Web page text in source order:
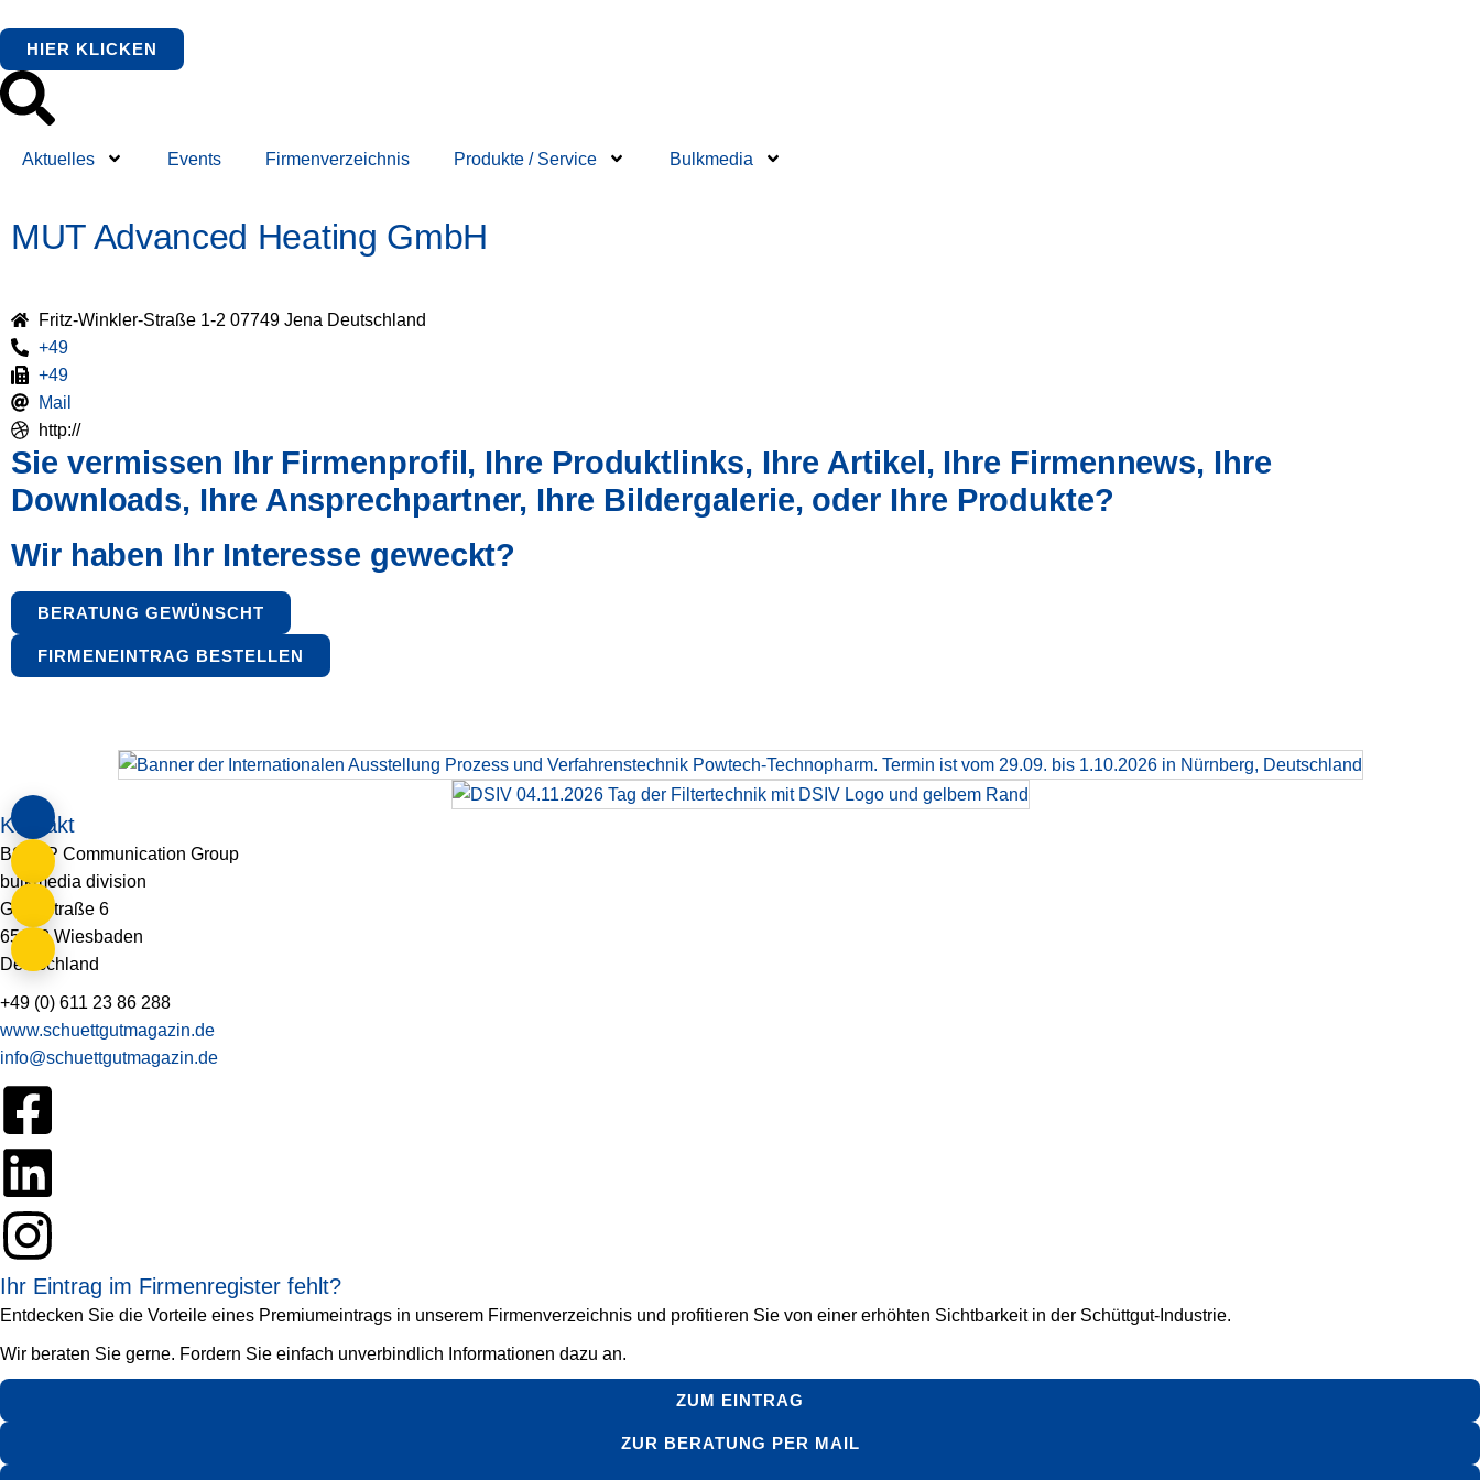
HIER KLICKEN
Aktuelles Events Firmenverzeichnis Produkte / Service Bulkmedia
MUT Advanced Heating GmbH
Fritz-Winkler-Straße 1-2 07749 Jena Deutschland
+49
+49
Mail
http://
Sie vermissen Ihr Firmenprofil, Ihre Produktlinks, Ihre Artikel, Ihre Firmennews, Ihre
Downloads, Ihre Ansprechpartner, Ihre Bildergalerie, oder Ihre Produkte?
Wir haben Ihr Interesse geweckt?
BERATUNG GEWÜNSCHT
FIRMENEINTRAG BESTELLEN
Kontakt
BSB+P Communication Group
bulkmedia division
Gluckstraße 6
65193 Wiesbaden
Deutschland
+49 (0) 611 23 86 288
www.schuettgutmagazin.de
info@schuettgutmagazin.de
Ihr Eintrag im Firmenregister fehlt?
Entdecken Sie die Vorteile eines Premiumeintrags in unserem Firmenverzeichnis und profitieren Sie von einer erhöhten Sichtbarkeit in der Schüttgut-Industrie.
Wir beraten Sie gerne. Fordern Sie einfach unverbindlich Informationen dazu an.
ZUM EINTRAG
ZUR BERATUNG PER MAIL